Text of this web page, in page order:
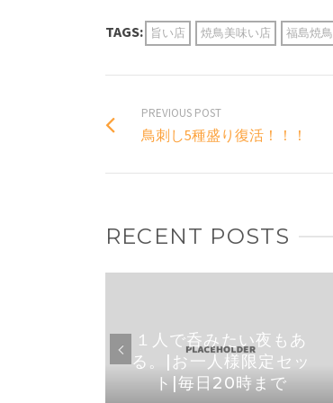
TAGS: 旨い店 焼鳥美味い店 福島焼鳥
PREVIOUS POST
鳥刺し5種盛り復活！！！
RECENT POSTS
１人で呑みたい夜もあ
る。|お一人様限定セッ
ト|毎日20時まで